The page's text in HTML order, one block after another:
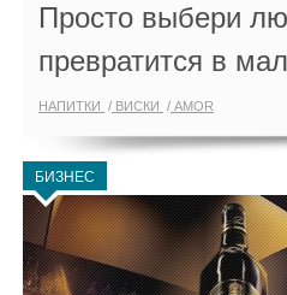
Просто выбери
превратится в
НАПИТКИ ВИСКИ AMOR
БИЗНЕС